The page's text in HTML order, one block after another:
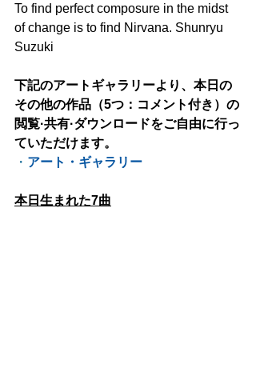
To find perfect composure in the midst
of change is to find Nirvana. Shunryu
Suzuki
下記のアートギャラリーより、本日の
その他の作品（5つ：コメント付き）の
閲覧·共有·ダウンロードをご自由に行っ
ていただけます。
・ アート・ギャラリー
本日生まれた7曲